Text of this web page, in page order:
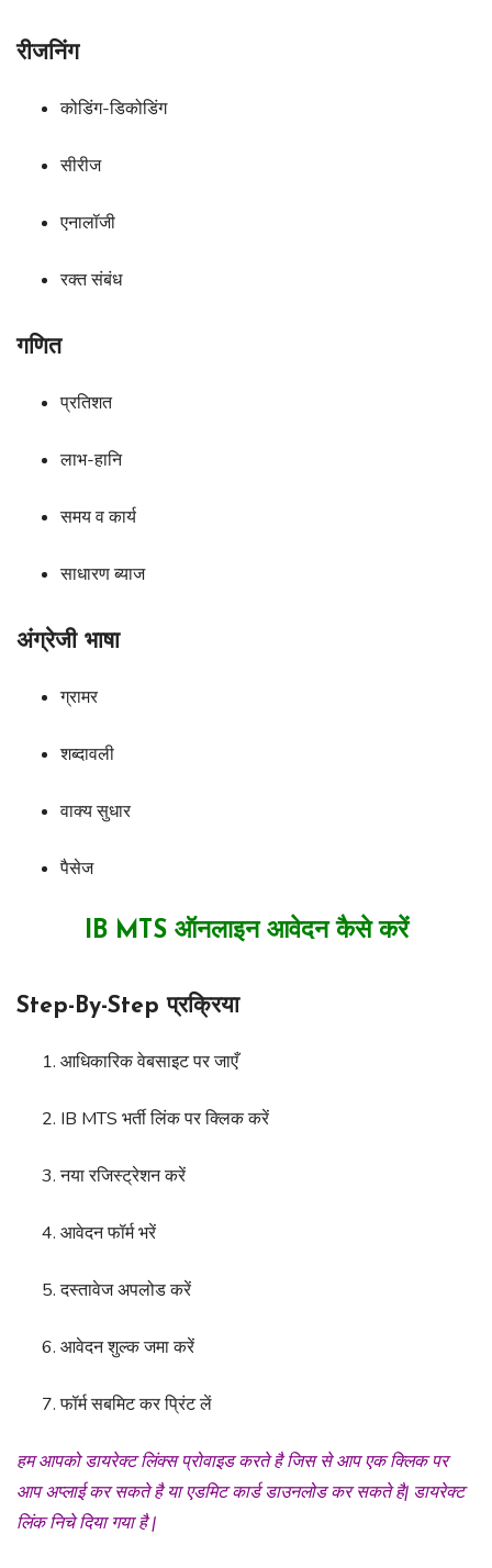
रीजनिंग
कोडिंग-डिकोडिंग
सीरीज
एनालॉजी
रक्त संबंध
गणित
प्रतिशत
लाभ-हानि
समय व कार्य
साधारण ब्याज
अंग्रेजी भाषा
ग्रामर
शब्दावली
वाक्य सुधार
पैसेज
IB MTS ऑनलाइन आवेदन कैसे करें
Step-By-Step प्रक्रिया
आधिकारिक वेबसाइट पर जाएँ
IB MTS भर्ती लिंक पर क्लिक करें
नया रजिस्ट्रेशन करें
आवेदन फॉर्म भरें
दस्तावेज अपलोड करें
आवेदन शुल्क जमा करें
फॉर्म सबमिट कर प्रिंट लें
हम आपको डायरेक्ट लिंक्स प्रोवाइड करते है जिस से आप एक क्लिक पर
आप अप्लाई कर सकते है या एडमिट कार्ड डाउनलोड कर सकते है| डायरेक्ट
लिंक निचे दिया गया है |